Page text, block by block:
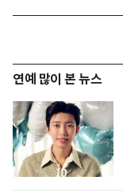
연예 많이 본 뉴스